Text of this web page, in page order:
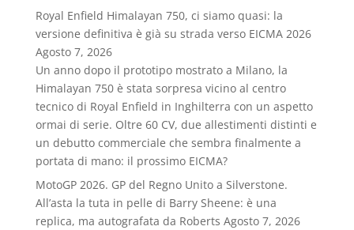
Royal Enfield Himalayan 750, ci siamo quasi: la
versione definitiva è già su strada verso EICMA 2026
Agosto 7, 2026
Un anno dopo il prototipo mostrato a Milano, la
Himalayan 750 è stata sorpresa vicino al centro
tecnico di Royal Enfield in Inghilterra con un aspetto
ormai di serie. Oltre 60 CV, due allestimenti distinti e
un debutto commerciale che sembra finalmente a
portata di mano: il prossimo EICMA?
MotoGP 2026. GP del Regno Unito a Silverstone.
All’asta la tuta in pelle di Barry Sheene: è una
replica, ma autografata da Roberts Agosto 7, 2026